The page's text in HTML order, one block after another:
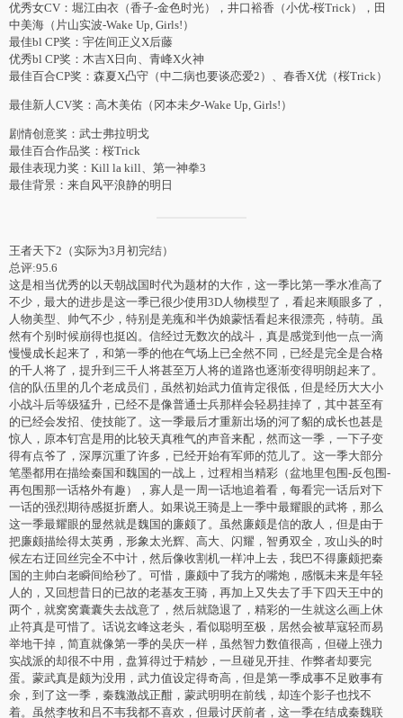
优秀女CV：堀江由衣（香子-金色时光），井口裕香（小优-桜Trick），田
中美海（片山实波-Wake Up, Girls!）
最佳bl CP奖：宇佐间正义X后藤
优秀bl CP奖：木吉X日向、青峰X火神
最佳百合CP奖：森夏X凸守（中二病也要谈恋爱2）、春香X优（桜Trick）
最佳新人CV奖：高木美佑（冈本未夕-Wake Up, Girls!）
剧情创意奖：武士弗拉明戈
最佳百合作品奖：桜Trick
最佳表现力奖：Kill la kill、第一神拳3
最佳背景：来自风平浪静的明日
王者天下2（实际为3月初完结）
总评:95.6
这是相当优秀的以天朝战国时代为题材的大作，这一季比第一季水准高了
不少，最大的进步是这一季已很少使用3D人物模型了，看起来顺眼多了，
人物美型、帅气不少，特别是羌瘣和半伪娘蒙恬看起来很漂亮，特萌。虽
然有个别时候崩得也挺凶。信经过无数次的战斗，真是感觉到他一点一滴
慢慢成长起来了，和第一季的他在气场上已全然不同，已经是完全是合格
的千人将了，提升到三千人将甚至万人将的道路也逐渐变得明朗起来了。
信的队伍里的几个老成员们，虽然初始武力值肯定很低，但是经历大大小
小战斗后等级猛升，已经不是像普通士兵那样会轻易挂掉了，其中甚至有
的已经会发招、使技能了。这一季最后才重新出场的河了貂的成长也甚是
惊人，原本钉宫是用的比较天真稚气的声音来配，然而这一季，一下子变
得有点爷了，深厚沉重了许多，已经开始有军师的范儿了。这一季大部分
笔墨都用在描绘秦国和魏国的一战上，过程相当精彩（盆地里包围-反包围-
再包围那一话格外有趣），寡人是一周一话地追着看，每看完一话后对下
一话的强烈期待感挺折磨人。如果说王骑是上一季中最耀眼的武将，那么
这一季最耀眼的显然就是魏国的廉颇了。虽然廉颇是信的敌人，但是由于
把廉颇描绘得太英勇，形象太光辉、高大、闪耀，智勇双全，攻山头的时
候左右迂回丝完全不中计，然后像收割机一样冲上去，我巴不得廉颇把秦
国的主帅白老瞬间给秒了。可惜，廉颇中了我方的嘴炮，感慨未来是年轻
人的，又回想昔日的已故的老基友王骑，再加上又失去了手下四天王中的
两个，就窝窝囊囊失去战意了，然后就隐退了，精彩的一生就这么画上休
止符真是可惜了。话说玄峰这老头，看似聪明至极，居然会被草寇轻而易
举地干掉，简直就像第一季的吴庆一样，虽然智力数值很高，但碰上强力
实战派的却很不中用，盘算得过于精妙，一旦碰见开挂、作弊者却要完
蛋。蒙武真是颇为没用，武力值设定得奇高，但是第一季成事不足败事有
余，到了这一季，秦魏激战正酣，蒙武明明在前线，却连个影子也找不
着。虽然李牧和吕不韦我都不喜欢，但最讨厌前者，这一季在结成秦魏联